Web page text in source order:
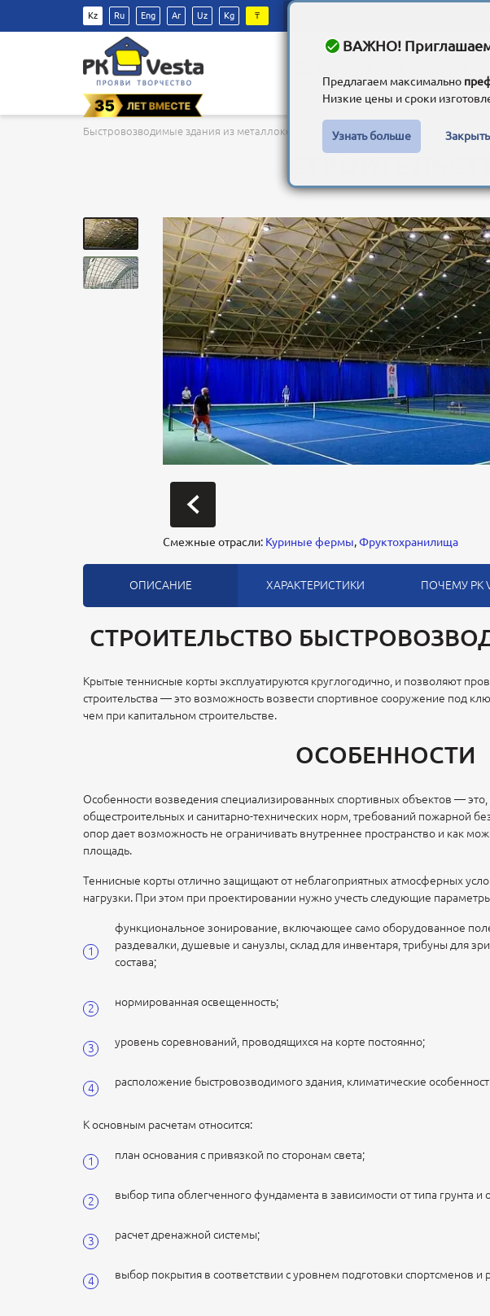
ВАЖНО!
Предлагаем максимально
Низкие цены и сроки
Узнать больше Закрыть
Kz Ru Eng Ar Uz Kg ₸
Быстровозводимые здания из металлоконструкций в Казахстане Каталог
Смежные отрасли: Куриные фермы,Фруктохранилища
ОПИСАНИЕ ХАРАКТЕРИСТИКИ ПОЧЕМУ PK
СТРОИТЕЛЬСТВО
Крытые теннисные корты эксплуатируются круглогодично, и позволяют
строительства — это возможность возвести спортивное сооружение под
чем при капитальном строительстве.
ОСОБЕННОСТИ
Особенности возведения специализированных спортивных объектов —
общестроительных и санитарно-технических норм, требований пожарной
опор дает возможность не ограничивать внутреннее пространство и как
площадь.
Теннисные корты отлично защищают от неблагоприятных атмосферных
нагрузки. При этом при проектировании нужно учесть следующие
функциональное зонирование, включающее само оборудованное
раздевалки, душевые и санузлы, склад для инвентаря, трибуны для
состава;
нормированная освещенность;
уровень соревнований, проводящихся на корте постоянно;
расположение быстровозводимого здания, климатические
К основным расчетам относится:
план основания с привязкой по сторонам света;
выбор типа облегченного фундамента в зависимости от типа грунта
расчет дренажной системы;
выбор покрытия в соответствии с уровнем подготовки спортсменов